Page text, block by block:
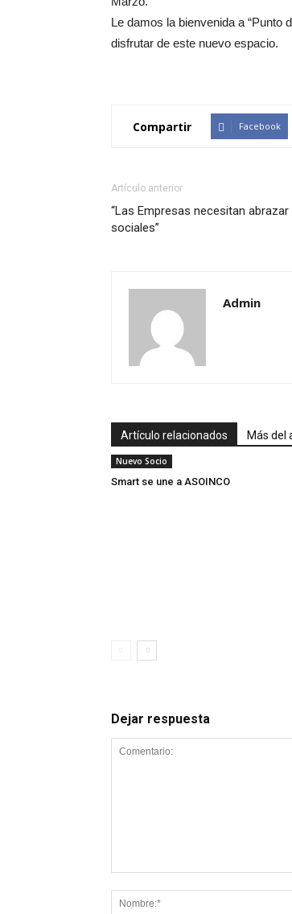
Le damos la bienvenida a “Punto
disfrutar de este nuevo espacio.
Compartir Facebook
Artículo anterior
“Las Empresas necesitan
sociales”
Admin
Artículo relacionados Más del
Nuevo Socio
Smart se une a ASOINCO
Dejar respuesta